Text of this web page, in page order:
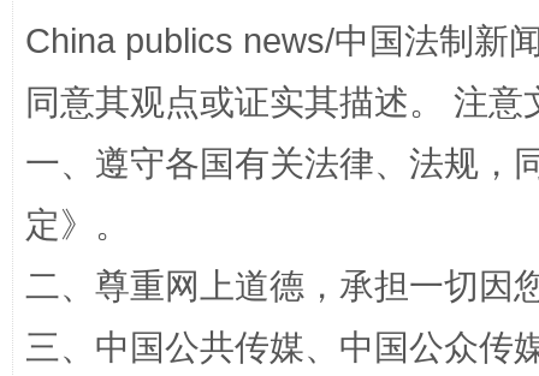
全民健身五年计划来了！等你上场
China publics news/中国法制新
同意其观点或证实其描述。 注
一、遵守各国有关法律、法规，
定》。
二、尊重网上道德，承担一切因
三、中国公共传媒、中国公众传